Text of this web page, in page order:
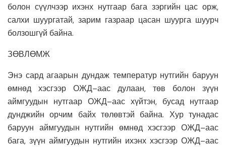
болон сүүлчээр ихэнх нутгаар бага зэргийн цас орж,
салхи шуургатай, зарим газраар цасан шуурга шуурч
болзошгүй байна.
ЗӨВЛӨМЖ
Энэ сард агаарын дундаж температур нутгийн баруун
өмнөд хэсгээр ОЖД–аас дулаан, төв болон зүүн
аймгуудын нутгаар ОЖД–аас хүйтэн, бусад нутгаар
дунджийн орчим байх төлөвтэй байна. Хур тунадас
баруун аймгуудын нутгийн өмнөд хэсгээр ОЖД–аас
бага, зүүн аймгуудын нутгийн ихэнх хэсгээр ОЖД–аас